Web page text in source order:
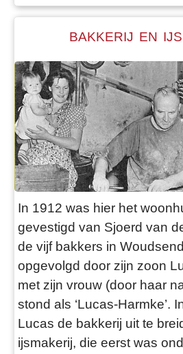
Fedde, de zoon van Dickie,
BAKKERIJ EN
In 1912 was hier het
gevestigd van Sjoerd van
de vijf bakkers in
opgevolgd door zijn zoon
met zijn vrouw (door haar
stond als ‘Lucas-Harmke’.
Lucas de bakkerij uit te
ijsmakerij, die eerst was